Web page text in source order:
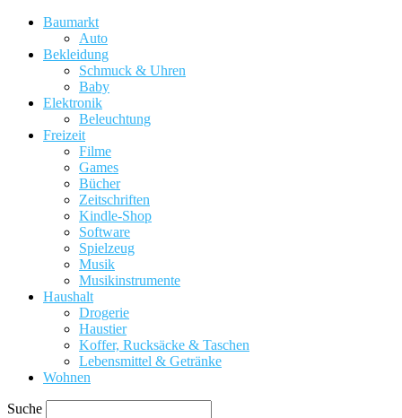
Baumarkt
Auto
Bekleidung
Schmuck & Uhren
Baby
Elektronik
Beleuchtung
Freizeit
Filme
Games
Bücher
Zeitschriften
Kindle-Shop
Software
Spielzeug
Musik
Musikinstrumente
Haushalt
Drogerie
Haustier
Koffer, Rucksäcke & Taschen
Lebensmittel & Getränke
Wohnen
Suche